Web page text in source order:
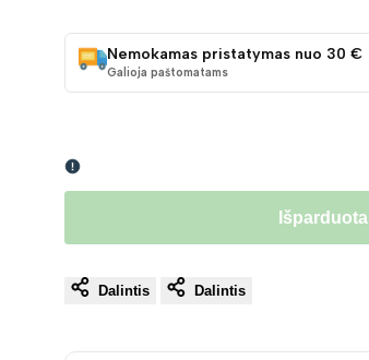
Nemokamas pristatymas nuo 30 €
Galioja paštomatams
Išparduota
Dalintis Dalintis